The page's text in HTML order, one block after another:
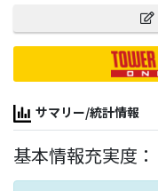
サマリー/統計情報
基本情報充実度：